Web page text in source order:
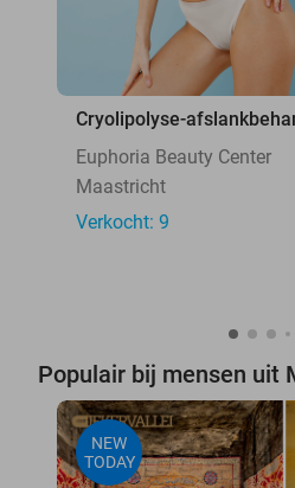
Cryolipolyse-
Euphoria Beauty Center
Maastricht
Verkocht: 9
Populair bij mensen uit
NEW
TODAY